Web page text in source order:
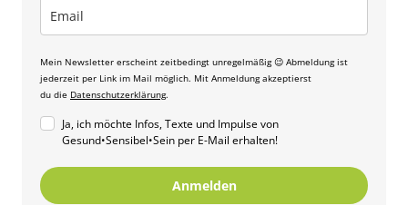
Mein Newsletter erscheint zeitbedingt unregelmäßig 😉 Abmeldung ist
jederzeit per Link im Mail möglich. Mit Anmeldung akzeptierst
du die Datenschutzerklärung.
Ja, ich möchte Infos, Texte und Impulse von
Gesund•Sensibel•Sein per E-Mail erhalten!
Anmelden